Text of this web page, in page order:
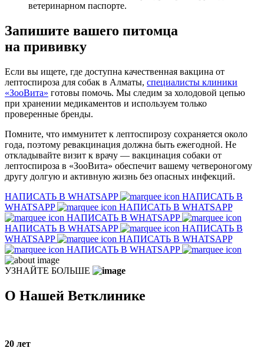
ветеринарном паспорте.
Запишите вашего питомца
на прививку
Если вы ищете, где доступна качественная вакцина от
лептоспироза для собак в Алматы, специалисты клиники
«ЗооВита» готовы помочь. Мы следим за холодовой цепью
при хранении медикаментов и используем только
проверенные бренды.
Помните, что иммунитет к лептоспирозу сохраняется около
года, поэтому ревакцинация должна быть ежегодной. Не
откладывайте визит к врачу — вакцинация собаки от
лептоспироза в «ЗооВита» обеспечит вашему четвероногому
другу долгую и активную жизнь без опасных инфекций.
НАПИСАТЬ В WHATSAPP
НАПИСАТЬ В
WHATSAPP
НАПИСАТЬ В WHATSAPP
НАПИСАТЬ В WHATSAPP
НАПИСАТЬ В WHATSAPP
НАПИСАТЬ В
WHATSAPP
НАПИСАТЬ В WHATSAPP
НАПИСАТЬ В WHATSAPP
УЗНАЙТЕ БОЛЬШЕ
О Нашей Ветклинике
20 лет